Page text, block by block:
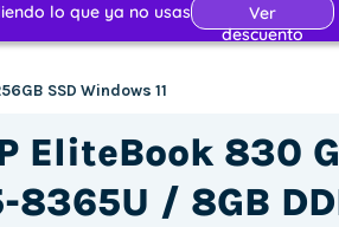
SSD Windows 11
EliteBook 830
8365U / 8GB